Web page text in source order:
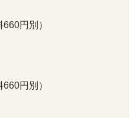
円別）
円別）